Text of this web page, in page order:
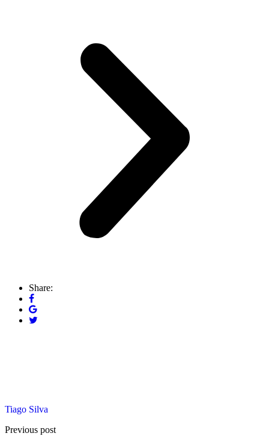
Share:
Tiago Silva
Previous post